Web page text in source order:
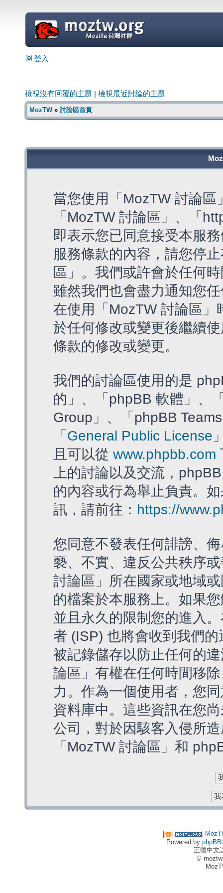
=
登入
檢視沒有回覆的主題 檢視最近討論的主題
MozTW» 討論區首頁
當您使用「MozTW 討論
「MozTW 討論區」、「
即表示您已同意接受本服
服務條款的內容，請您停
區」。我們或許會於任何
雖然我們也會盡力通知您
在使用「MozTW 討論區
於任何修改或變更後繼續
條款的修改或變更。
我們的討論區使用的是
的」、「phpBB 軟體」、
Group」、「phpBB
「 General Public License
且可以從 www.phpbb.com
上的討論以及交流，
的內容或行為舉止負責。
訊，請前往： https://
您同意不發表任何誹謗、
褻、不實、違反公共秩序
討論區」所在國家或地域
的檔案於本服務上。如果
並且永久的限制您的進入
者 (ISP) 也將會收到我們
被記錄儲存以防止任何的
論區」有權在任何時間移
力。作為一個使用者，您
資料庫中。這些資訊在您
公司，對於因駭客入侵所
「MozTW 討論區」和
Powered by phpBB
正體中文
©